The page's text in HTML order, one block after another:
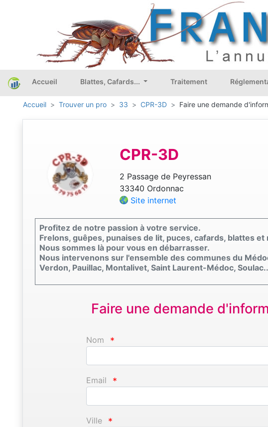
Accueil Blattes, Cafards... Traitement
Accueil Trouver un pro 33 CPR-3D Faire une demande
CPR-3D
2 Passage de Peyressan
33340 Ordonnac
Site internet
Profitez de notre passion à votre service.
Frelons, guêpes, punaises de lit, puces, cafards, blattes
Nous sommes là pour vous en débarrasser.
Nous intervenons sur l'ensemble des communes du
Verdon, Pauillac, Montalivet, Saint Laurent-Médoc,
Faire une demande
Nom *
Email *
Ville *